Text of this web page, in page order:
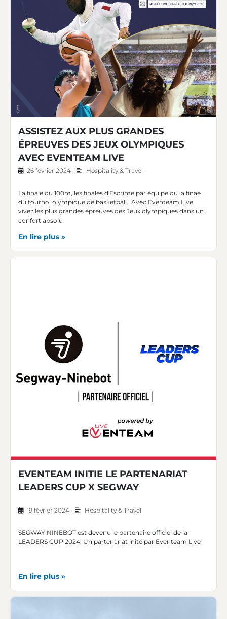
ASSISTEZ AUX PLUS GRANDES
ÉPREUVES DES JEUX OLYMPIQUES
AVEC EVENTEAM LIVE
26 février 2024 • Hospitality & Travel
La finale du 100m, les finales d'Escrime par équipe ou la finae
du tournoi olympique de basketball...Avec Eventeam Live
vivez les plus grandes épreuves des Jeux olympiques dans un
confort absolu
En lire plus »
EVENTEAM INITIE LE PARTENARIAT
LEADERS CUP X SEGWAY
19 février 2024 • Hospitality & Travel
SEGWAY NINEBOT est devenu le partenaire officiel de la
LEADERS CUP 2024. Un partenariat inité par Eventeam Live
En lire plus »